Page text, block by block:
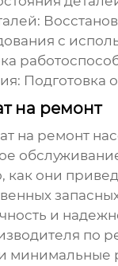
с
Подготовка
на ремонт
на ремонт
как они
и
по
минимальные